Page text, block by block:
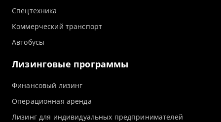
Спецтехника
Коммерческий транспорт
Автобусы
Лизинговые программы
Финансовый лизинг
Операционная аренда
Лизинг для индивидуальных предпринимателей